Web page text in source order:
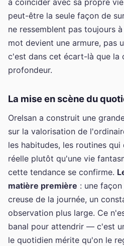
peut-être la seule façon de
ne ressemblent pas toujours
mot devient une armure, pas
c'est dans cet écart-là que la
profondeur.
La mise en scène du
Orelsan a construit une
sur la valorisation de
les habitudes, les routines
réelle plutôt qu'une vie
cette tendance se confirme.
matière première : une
creuse de la journée, un
observation plus large. Ce
banal pour attendrir — c'est
le quotidien mérite qu'on le